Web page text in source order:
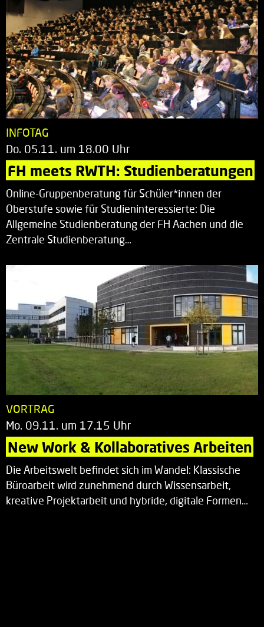
INFOTAG
Do. 05.11. um 18.00 Uhr
FH meets RWTH: Studienberatungen
Online-Gruppenberatung für Schüler*innen der
Oberstufe sowie für Studieninteressierte: Die
Allgemeine Studienberatung der FH Aachen und die
Zentrale Studienberatung…
VORTRAG
Mo. 09.11. um 17.15 Uhr
New Work & Kollaboratives Arbeiten
Die Arbeitswelt befindet sich im Wandel: Klassische
Büroarbeit wird zunehmend durch Wissensarbeit,
kreative Projektarbeit und hybride, digitale Formen…